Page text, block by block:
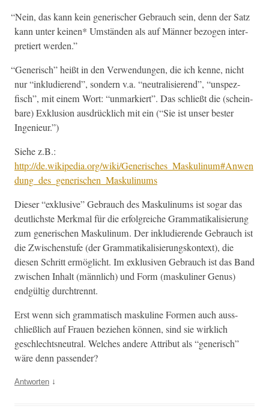
“Nein, das kann kein gener­isch­er Gebrauch sein, denn der Satz
kann unter keinen* Umstän­den als auf Män­ner bezo­gen inter­
pretiert werden.”
“Gener­isch” heißt in den Ver­wen­dun­gen, die ich kenne, nicht
nur “inkludierend”, son­dern v.a. “neu­tral­isierend”, “unspez­
fisch”, mit einem Wort: “unmarkiert”. Das schließt die (schein­
bare) Exk­lu­sion aus­drück­lich mit ein (“Sie ist unser bester
Ingenieur.”)
Siehe z.B.:
http://de.wikipedia.org/wiki/Generisches_Maskulinum#Anwen
dung_des_generischen_Maskulinums
Dieser “exk­lu­sive” Gebrauch des Maskulinums ist sog­ar das
deut­lich­ste Merk­mal für die erfol­gre­iche Gram­matikalisierung
zum gener­ischen Maskulinum. Der inkludierende Gebrauch ist
die Zwis­chen­stufe (der Gram­matikalisierungskon­text), die
diesen Schritt ermöglicht. Im exk­lu­siv­en Gebrauch ist das Band
zwis­chen Inhalt (männlich) und Form (masku­lin­er Genus)
endgültig durchtrennt.
Erst wenn sich gram­ma­tisch masku­line For­men auch auss­
chließlich auf Frauen beziehen kön­nen, sind sie wirk­lich
geschlecht­sneu­tral. Welch­es andere Attrib­ut als “gener­isch”
wäre denn passender?
Antworten ↓